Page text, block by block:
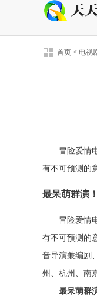
首页 < 电视
冒险爱情
有不可预测的
最呆萌群演
冒险爱情
有不可预测的
音导演兼编剧
州、杭州、南
最呆萌群